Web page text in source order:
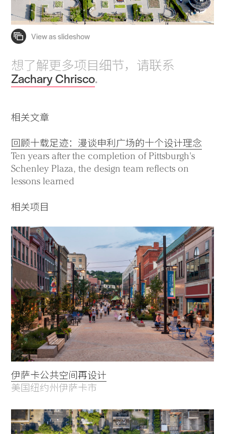
想了解更多项目细节，请联系
Zachary Chrisco.
相关文章
回顾十载足迹：漫谈申利广场的十个设计理念
Ten years after the completion of Pittsburgh's
Schenley Plaza, the design team reflects on
lessons learned
相关项目
伊萨卡公共空间再设计
美国纽约州伊萨卡市